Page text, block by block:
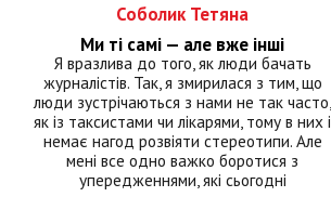
Соболик Тетяна
Ми ті самі — але вже інші
Я вразлива до того, як люди бачать
журналістів. Так, я змирилася з тим, що
люди зустрічаються з нами не так часто,
як із таксистами чи лікарями, тому в них і
немає нагод розвіяти стереотипи. Але
мені все одно важко боротися з
упередженнями, які сьогодні